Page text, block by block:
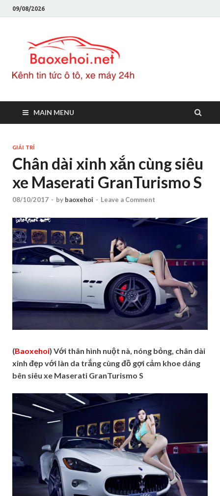
09/08/2026
MAIN MENU
GIẢI TRÍ
Chân dài xinh xắn cùng siêu
xe Maserati GranTurismo S
08/10/2017 - by baoxehoi - Leave a Comment
(Baoxehoi) Với thân hình nuột nà, nóng bỏng, chân dài
xinh đẹp với làn da trắng cùng đồ gợi cảm khoe dáng
bên siêu xe Maserati GranTurismo S